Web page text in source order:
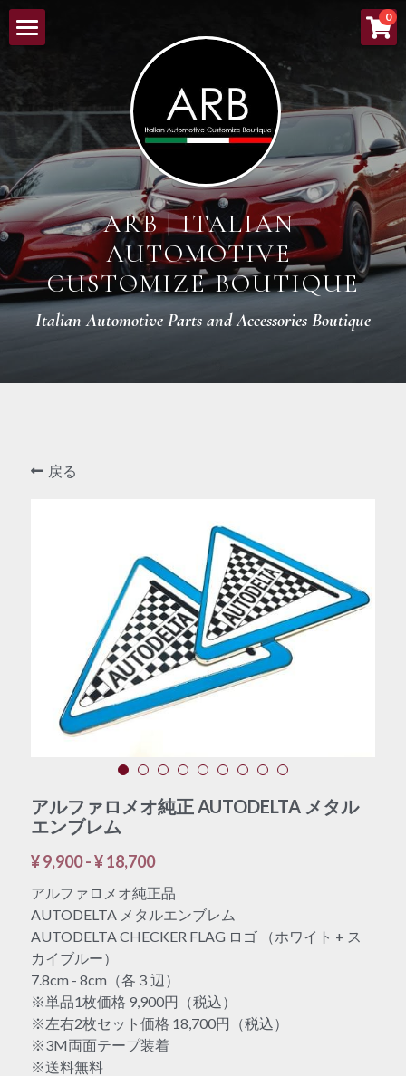
ARB | ITALIAN
AUTOMOTIVE
CUSTOMIZE BOUTIQUE
Italian Automotive Parts and Accessories Boutique
0
NEW ARRIVALS
LINEUP
ORDER PROCESS
BOUTIQUE
CONTACT
戻る
アルファロメオ純正 AUTODELTA メタル
エンブレム
¥ 9,900 - ¥ 18,700
アルファロメオ純正品
AUTODELTA メタルエンブレム
AUTODELTA CHECKER FLAG ロゴ （ホワイト + ス
カイブルー）
7.8cm - 8cm（各３辺）
※単品1枚価格 9,900円（税込）
※左右2枚セット価格 18,700円（税込）
※3M両面テープ装着
※送料無料
×
ストアカテゴリー
すべてのカテゴリー